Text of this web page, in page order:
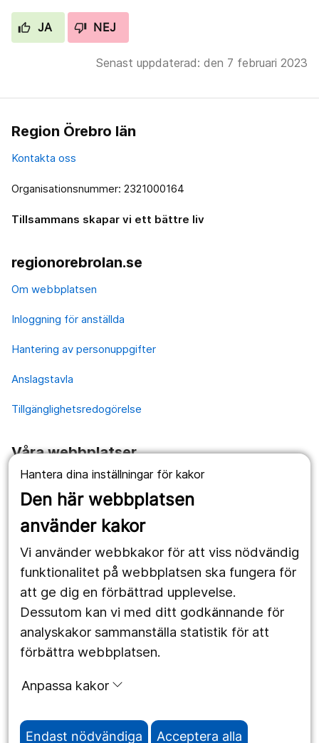
Hantera dina inställningar för kakor
Den här webbplatsen
använder kakor
Vi använder webbkakor för att viss nödvändig
funktionalitet på webbplatsen ska fungera för
att ge dig en förbättrad upplevelse.
Dessutom kan vi med ditt godkännande för
analyskakor sammanställa statistik för att
förbättra webbplatsen.
Anpassa kakor
Endast nödvändiga Acceptera alla
JA NEJ
Senast uppdaterad: den 7 februari 2023
Region Örebro län
Kontakta oss
Organisationsnummer: 2321000164
Tillsammans skapar vi ett bättre liv
regionorebrolan.se
Om webbplatsen
Inloggning för anställda
Hantering av personuppgifter
Anslagstavla
Tillgänglighetsredogörelse
Våra webbplatser
1177.se
Länstrafiken
Utveckling
Följ oss
Facebook